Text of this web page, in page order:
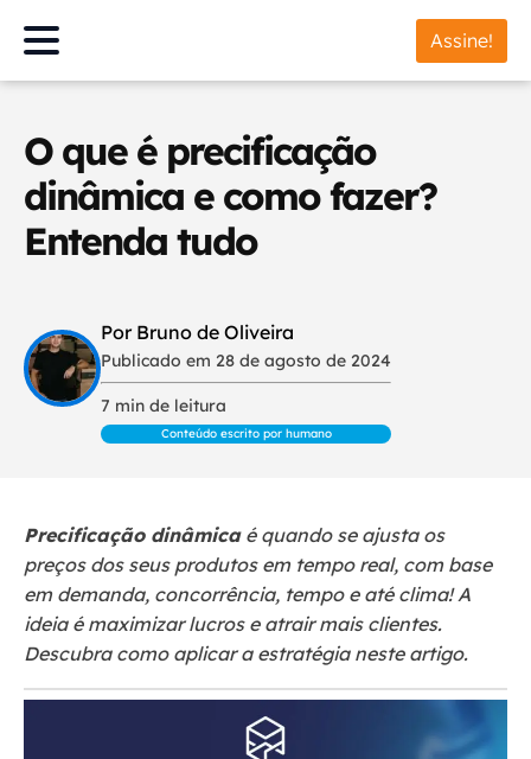
Assine!
O que é precificação
dinâmica e como fazer?
Entenda tudo
Por Bruno de Oliveira
Publicado em 28 de agosto de 2024
7 min de leitura
Conteúdo escrito por humano
Precificação dinâmicaé quando se ajusta os
preços dos seus produtos em tempo real, com base
em demanda, concorrência, tempo e até clima! A
ideia é maximizar lucros e atrair mais clientes.
Descubra como aplicar a estratégia neste artigo.